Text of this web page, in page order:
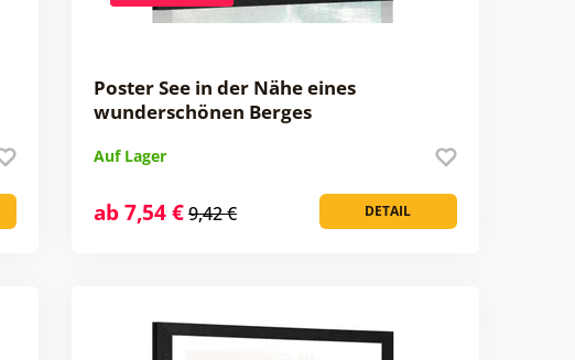
Poster See in der Nähe eines
wunderschönen Berges
Auf Lager
DETAIL
ab 7,54 €9,42 €